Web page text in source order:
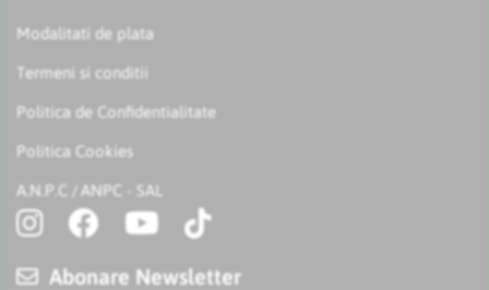
Modalitati de plata
Termeni si conditii
Politica de Confidentialitate
Politica Cookies
A.N.P.C / ANPC - SAL
Abonare Newsletter